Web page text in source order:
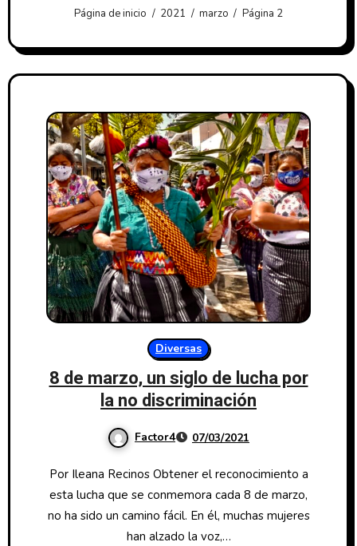
Página de inicio 2021 marzo Página 2
Diversas
8 de marzo, un siglo de lucha por
la no discriminación
Factor4 07/03/2021
Por Ileana Recinos Obtener el reconocimiento a
esta lucha que se conmemora cada 8 de marzo,
no ha sido un camino fácil. En él, muchas mujeres
han alzado la voz,…